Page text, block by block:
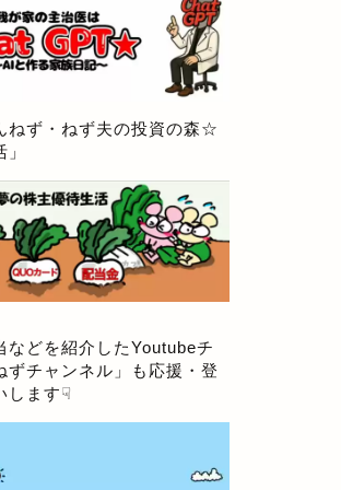
ねず・ねず夫の投資の森☆
」
などを紹介したYoutubeチ
ずチャンネル 」も応援・登
します☟